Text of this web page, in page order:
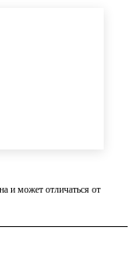
и может отличаться от